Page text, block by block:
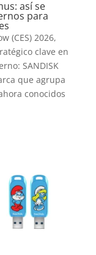
así se
para
(CES) 2026,
clave en
SANDISK
que agrupa
conocidos